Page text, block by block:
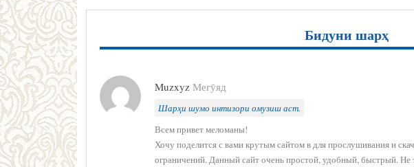
Бидуни шарҳ
Muzxyz Мегӯяд
Шарҳи шумо интизори омузиш аст.
Всем привет меломаны!
Хочу поделится с вами крутым сайтом в для прослушивания и
ограничений. Данный сайт очень простой, удобный, быстрый. Не